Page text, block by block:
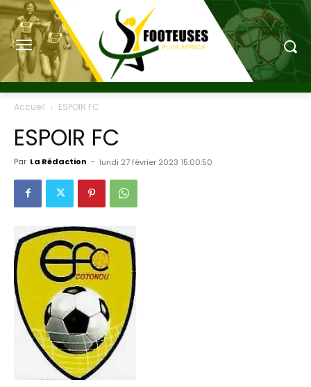
Accueil ESPOIR FC
ESPOIR FC
Par La Rédaction - lundi 27 février 2023 15:00:50